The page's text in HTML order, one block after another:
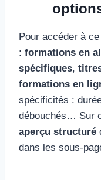
Pour accéder à
: formations en
spécifiques,
formations en
spécificités :
débouchés… Sur
aperçu structuré
dans les sous-